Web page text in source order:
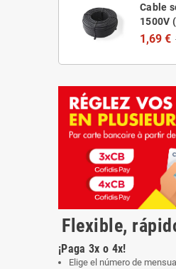
Cable
1500V
1,69 €
Flexible,
¡Paga 3x o 4x!
Elige el número de